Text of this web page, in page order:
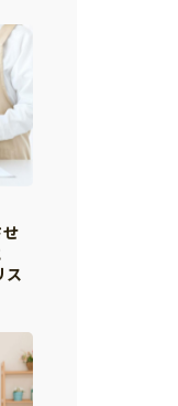
ス